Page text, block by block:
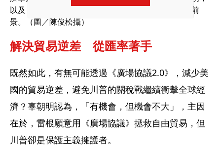
以及《財訊》雙週刊社長謝金河，共同探討全球經濟前
景。（圖／陳俊松攝）
解決貿易逆差　從匯率著手
既然如此，有無可能透過《廣場協議2.0》，減少美
國的貿易逆差，避免川普的關稅戰繼續衝擊全球經
濟？辜朝明認為，「有機會，但機會不大」，主因
在於，雷根願意用《廣場協議》拯救自由貿易，但
川普卻是保護主義擁護者。